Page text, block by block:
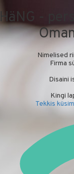
HäNG -
Nimelised
Firma
Disaini
Kingi
Tekkis